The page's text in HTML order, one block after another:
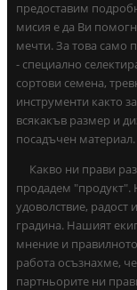
предоставим
мисия е да Ви
мечти. За това само
- специално
сортови семена,
инструменти както
всякакъв размер и
посадъчен материал.
Какво ни прави
продадем "продукт".
удоволствие, радост
градина. Нашият
мнение и
работа осъзнахме,
партньорите ни